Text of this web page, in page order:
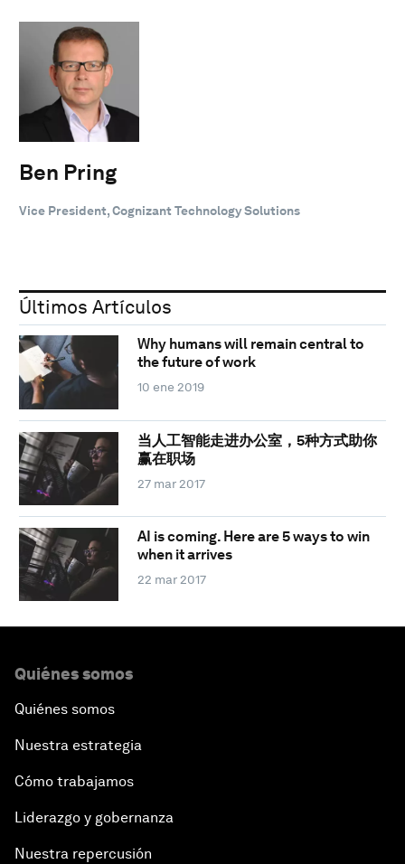
Ben Pring
Vice President, Cognizant Technology Solutions
Últimos Artículos
Why humans will remain central to
the future of work
10 ene 2019
当人工智能走进办公室，5种方式助你
赢在职场
27 mar 2017
AI is coming. Here are 5 ways to win
when it arrives
22 mar 2017
Quiénes somos
Quiénes somos
Nuestra estrategia
Cómo trabajamos
Liderazgo y gobernanza
Nuestra repercusión